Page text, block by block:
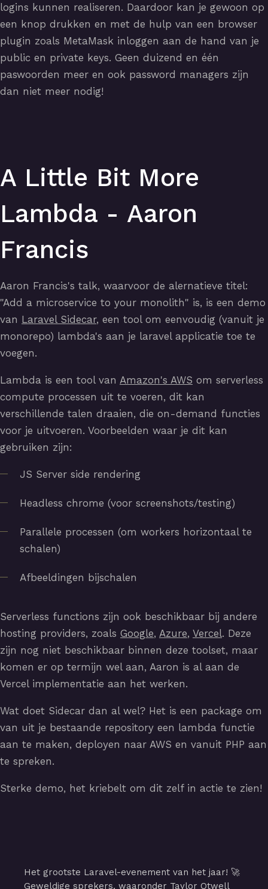
logins kunnen realiseren. Daardoor kan je gewoon op
een knop drukken en met de hulp van een browser
plugin zoals MetaMask inloggen aan de hand van je
public en private keys. Geen duizend en één
paswoorden meer en ook password managers zijn
dan niet meer nodig!
A Little Bit More
Lambda - Aaron
Francis
Aaron Francis's talk, waarvoor de alernatieve titel:
"Add a microservice to your monolith" is, is een demo
van Laravel Sidecar, een tool om eenvoudig (vanuit je
monorepo) lambda's aan je laravel applicatie toe te
voegen.
Lambda is een tool van Amazon's AWS om serverless
compute processen uit te voeren, dit kan
verschillende talen draaien, die on-demand functies
voor je uitvoeren. Voorbeelden waar je dit kan
gebruiken zijn:
JS Server side rendering
Headless chrome (voor screenshots/testing)
Parallele processen (om workers horizontaal te
schalen)
Afbeeldingen bijschalen
Serverless functions zijn ook beschikbaar bij andere
hosting providers, zoals Google, Azure, Vercel. Deze
zijn nog niet beschikbaar binnen deze toolset, maar
komen er op termijn wel aan, Aaron is al aan de
Vercel implementatie aan het werken.
Wat doet Sidecar dan al wel? Het is een package om
van uit je bestaande repository een lambda functie
aan te maken, deployen naar AWS en vanuit PHP aan
te spreken.
Sterke demo, het kriebelt om dit zelf in actie te zien!
Het grootste Laravel-evenement van het jaar! 🚀
Geweldige sprekers, waaronder Taylor Otwell